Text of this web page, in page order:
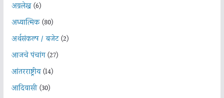
अग्रलेख(6)
अध्यात्मिक(80)
अर्थसंकल्प / बजेट(2)
आजचे पंचांग(27)
आंतरराष्ट्रीय(14)
आदिवासी(30)